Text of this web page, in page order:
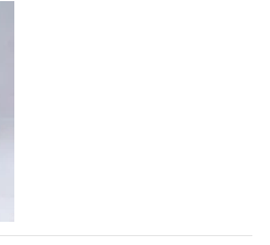
неделе моды
неделе моды,
столице с 26 сентября
1047 заявок. Примерно
дизайнеры,
представлены в…